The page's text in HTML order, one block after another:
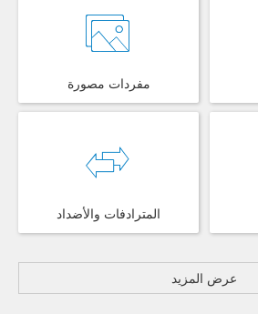
مفردات مصورة
المترادفات والأضداد
عرض المزيد